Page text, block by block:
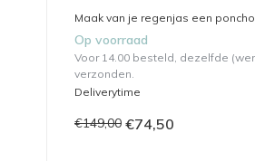
Maak van je regenjas een
Op voorraad
Voor 14.00 besteld, dezelfde
verzonden.
Deliverytime
€149,00 €74,50